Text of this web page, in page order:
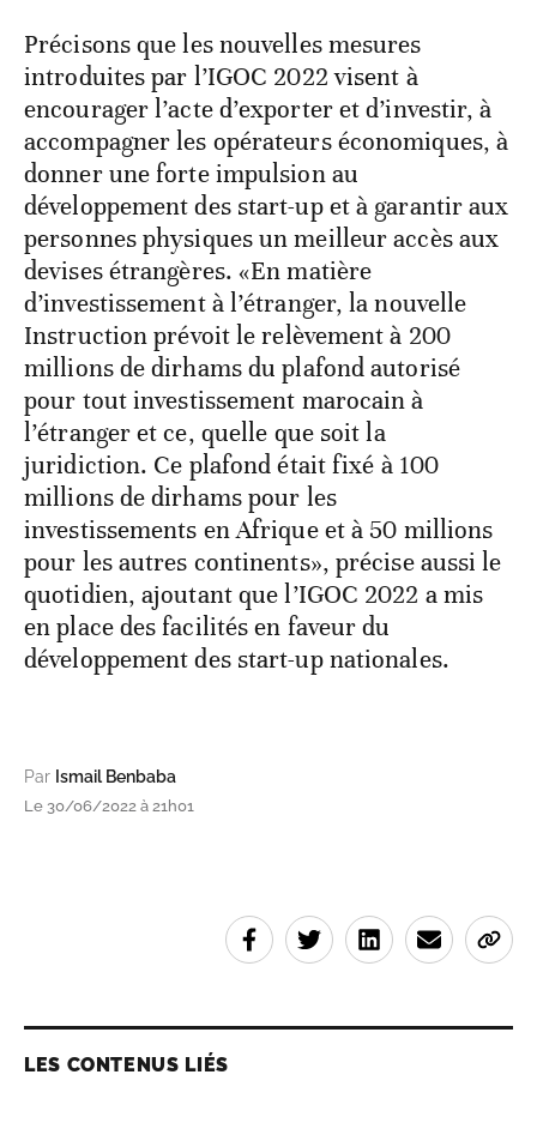
Précisons que les nouvelles mesures
introduites par l’IGOC 2022 visent à
encourager l’acte d’exporter et d’investir, à
accompagner les opérateurs économiques, à
donner une forte impulsion au
développement des start-up et à garantir aux
personnes physiques un meilleur accès aux
devises étrangères. «En matière
d’investissement à l’étranger, la nouvelle
Instruction prévoit le relèvement à 200
millions de dirhams du plafond autorisé
pour tout investissement marocain à
l’étranger et ce, quelle que soit la
juridiction. Ce plafond était fixé à 100
millions de dirhams pour les
investissements en Afrique et à 50 millions
pour les autres continents», précise aussi le
quotidien, ajoutant que l’IGOC 2022 a mis
en place des facilités en faveur du
développement des start-up nationales.
Par Ismail Benbaba
Le 30/06/2022 à 21h01
LES CONTENUS LIÉS